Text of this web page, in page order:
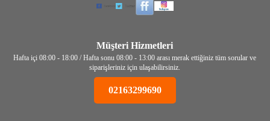
Müşteri Hizmetleri
Hafta içi 08:00 - 18:00 / Hafta sonu 08:00 - 13:00 arası merak ettiğiniz tüm sorular ve
siparişleriniz için ulaşabilirsiniz.
02163299690